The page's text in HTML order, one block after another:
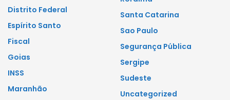
Distrito Federal
Espírito Santo
Fiscal
Goias
INSS
Maranhão
Santa Catarina
Sao Paulo
Segurança Pública
Sergipe
Sudeste
Uncategorized